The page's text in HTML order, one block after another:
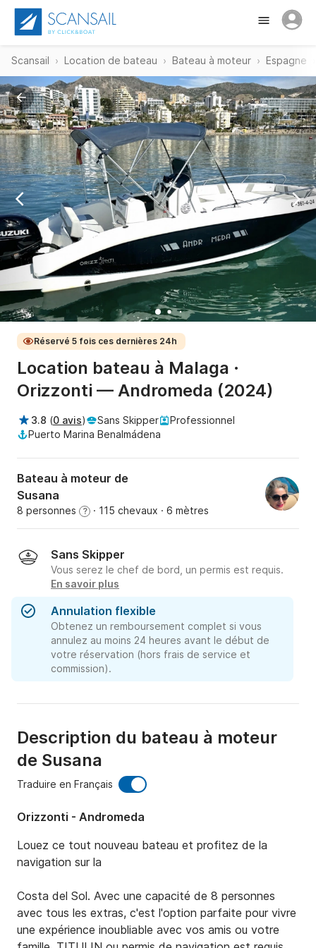
Scansail Location de bateau Bateau à moteur Espagne
Réservé 5 fois ces dernières 24h
Location bateau à Malaga ·
Orizzonti — Andromeda (2024)
3.8 (0 avis) Sans Skipper
Professionnel
Puerto Marina Benalmádena
Bateau à moteur de
Susana
8 personnes ? · 115 chevaux · 6 mètres
Sans Skipper
Vous serez le chef de bord, un permis est requis.
En savoir plus
Annulation flexible
Obtenez un remboursement complet si vous
annulez au moins 24 heures avant le début de
votre réservation (hors frais de service et
commission).
Description du bateau à moteur
de Susana
Traduire en Français
Orizzonti - Andromeda
Louez ce tout nouveau bateau et profitez de la
navigation sur la
Costa del Sol. Avec une capacité de 8 personnes
avec tous les extras, c'est l'option parfaite pour vivre
une expérience inoubliable avec vos amis ou votre